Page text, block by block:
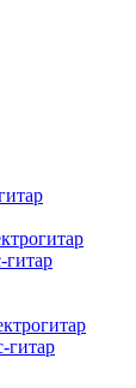
гитар
гитар